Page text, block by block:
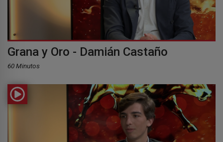
Grana y Oro - Damián Castaño
60 Minutos